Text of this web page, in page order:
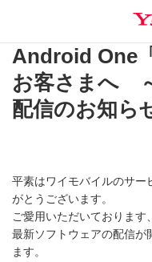
SEARCH
Android One
お客さまへ
配信のお知ら
平素はワイモバイルのサー
がとうございます。
ご愛用いただいております
最新ソフトウェアの配信が
ます。